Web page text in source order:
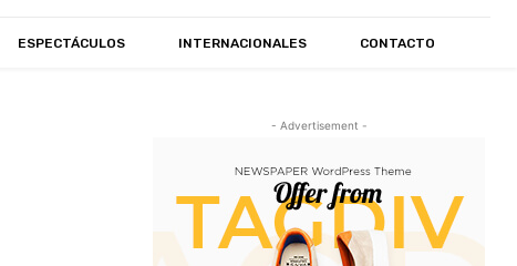
ESPECTÁCULOS INTERNACIONALES CONTACTO
- Advertisement -